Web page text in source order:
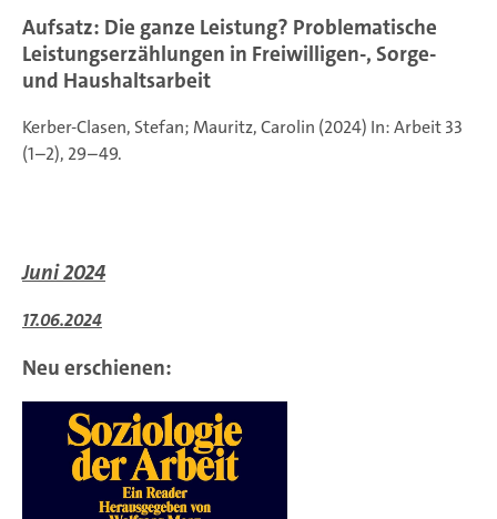
Aufsatz: Die ganze Leistung? Problematische
Leistungserzählungen in Freiwilligen-, Sorge-
und Haushaltsarbeit
Kerber-Clasen, Stefan; Mauritz, Carolin (2024) In: Arbeit 33
(1–2), 29–49.
Juni 2024
17.06.2024
Neu erschienen: